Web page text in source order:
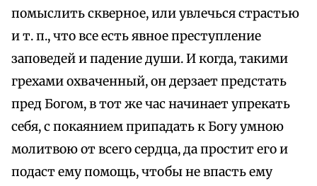
помыслить скверное, или увлечься страстью
и т. п., что все есть явное преступление
заповедей и падение души. И когда, такими
грехами охваченный, он дерзает предстать
пред Богом, в тот же час начинает упрекать
себя, с покаянием припадать к Богу умною
молитвою от всего сердца, да простит его и
подаст ему помощь, чтобы не впасть ему